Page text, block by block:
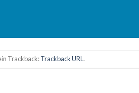
Trackback:Trackback URL .